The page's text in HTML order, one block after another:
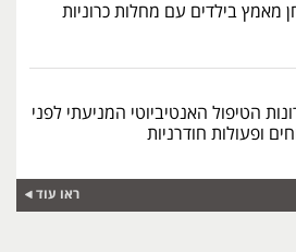
מאמץ בילדים עם מחלות כרוניות
הטיפול האנטיביוטי המניעתי לפני
ופעולות חודרניות
ראו עוד